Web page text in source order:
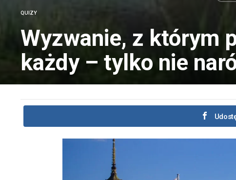
QUIZY
Wyzwanie, z którym
każdy – tylko nie